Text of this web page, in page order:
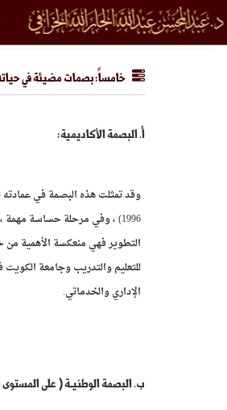
خامساً: بصمات مضيئة في
أ‌. البصمة الأكاديمية:
1996) ، وفي مرحلة حساسة مهمة
التطوير فهي منعكسة الأهمية من
للتعليم والتدريب وجامعة
الإداري والخدماتي.
ب‌. البصمة الوطنيـة ( على المستوى